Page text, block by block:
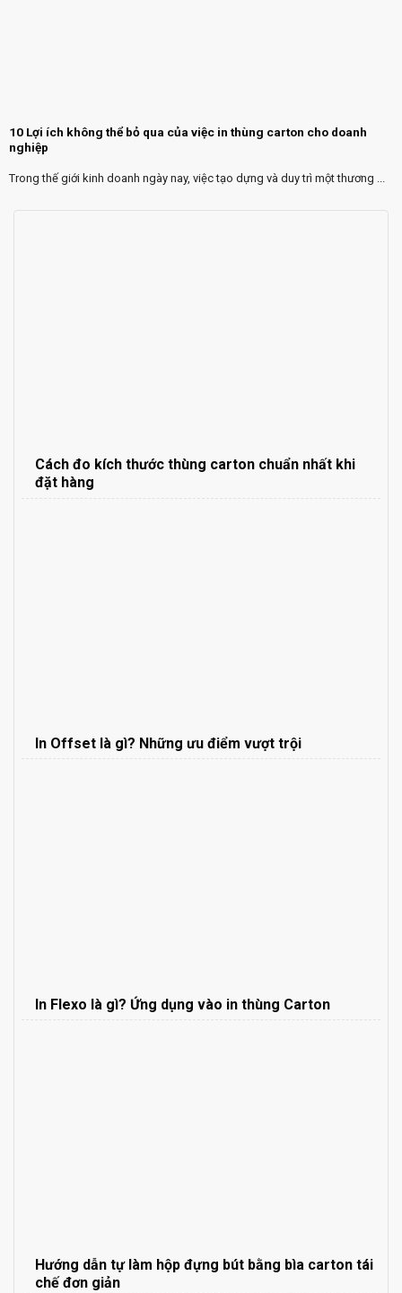
10 Lợi ích không thể bỏ qua của việc in thùng carton cho doanh
nghiệp
Trong thế giới kinh doanh ngày nay, việc tạo dựng và duy trì một thương ...
Cách đo kích thước thùng carton chuẩn nhất khi
đặt hàng
In Offset là gì? Những ưu điểm vượt trội
In Flexo là gì? Ứng dụng vào in thùng Carton
Hướng dẫn tự làm hộp đựng bút bằng bìa carton tái
chế đơn giản